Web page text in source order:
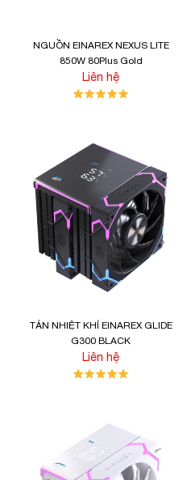
NGUỒN EINAREX NEXUS LITE
850W 80Plus Gold
Liên hệ
TẢN NHIỆT KHÍ EINAREX GLIDE
G300 BLACK
Liên hệ